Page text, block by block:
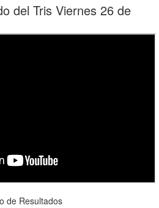
del Tris Viernes 26 de
de Resultados